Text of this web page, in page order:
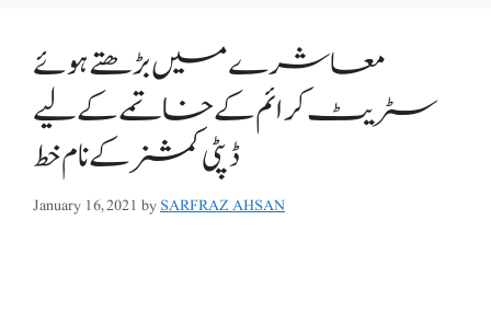
معاشرے میں بڑھتے ہوئے
سٹریٹ کرائم کے خاتمے کے لیے
ڈپٹی کمشنر کے نام خط
January 16, 2021 bySARFRAZ AHSAN